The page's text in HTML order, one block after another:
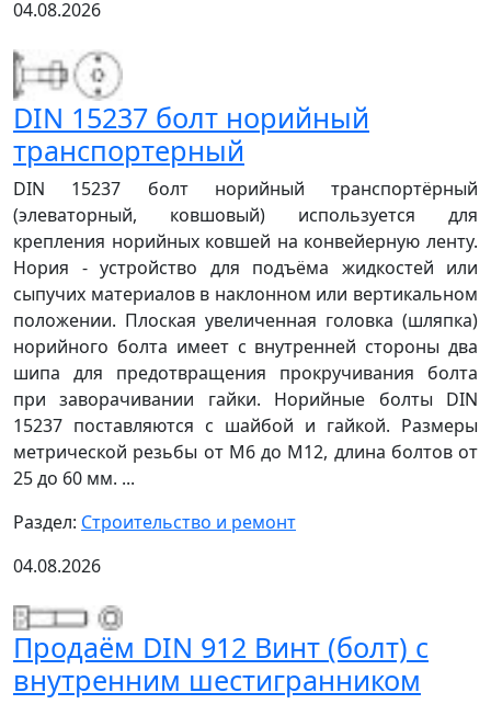
04.08.2026
DIN 15237 болт норийный
транспортерный
DIN 15237 болт норийный транспортёрный
(элеваторный, ковшовый) используется для
крепления норийных ковшей на конвейерную ленту.
Нория - устройство для подъёма жидкостей или
сыпучих материалов в наклонном или вертикальном
положении. Плоская увеличенная головка (шляпка)
норийного болта имеет с внутренней стороны два
шипа для предотвращения прокручивания болта
при заворачивании гайки. Норийные болты DIN
15237 поставляются с шайбой и гайкой. Размеры
метрической резьбы от М6 до М12, длина болтов от
25 до 60 мм. ...
Раздел: Строительство и ремонт
04.08.2026
Продаём DIN 912 Винт (болт) с
внутренним шестигранником